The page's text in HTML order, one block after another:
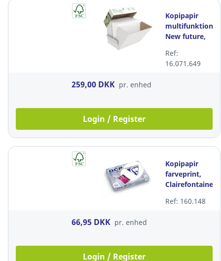
Kopipapir
multifunktion,
New future,
Xpressbox,
A4, pakke a
Ref:
16.071.649
259,00 DKK pr. enhed
Login / Register
Kopipapir
farveprint,
Clairefontaine
g/m2, A4,
Ref: 160.148
66,95 DKK pr. enhed
Login / Register